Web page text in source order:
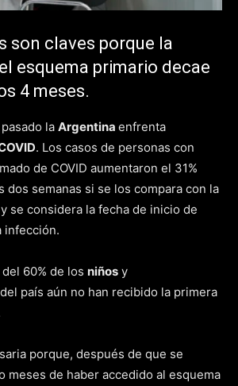
son claves porque la
esquema primario decae
4 meses.
la Argentina enfrenta
. Los casos de personas con
de COVID aumentaron el 31%
dos semanas si se los compara con la
se considera la fecha de inicio de
infección.
60% de los niños y
del país aún no han recibido la primera
porque, después de que se
meses de haber accedido al esquema